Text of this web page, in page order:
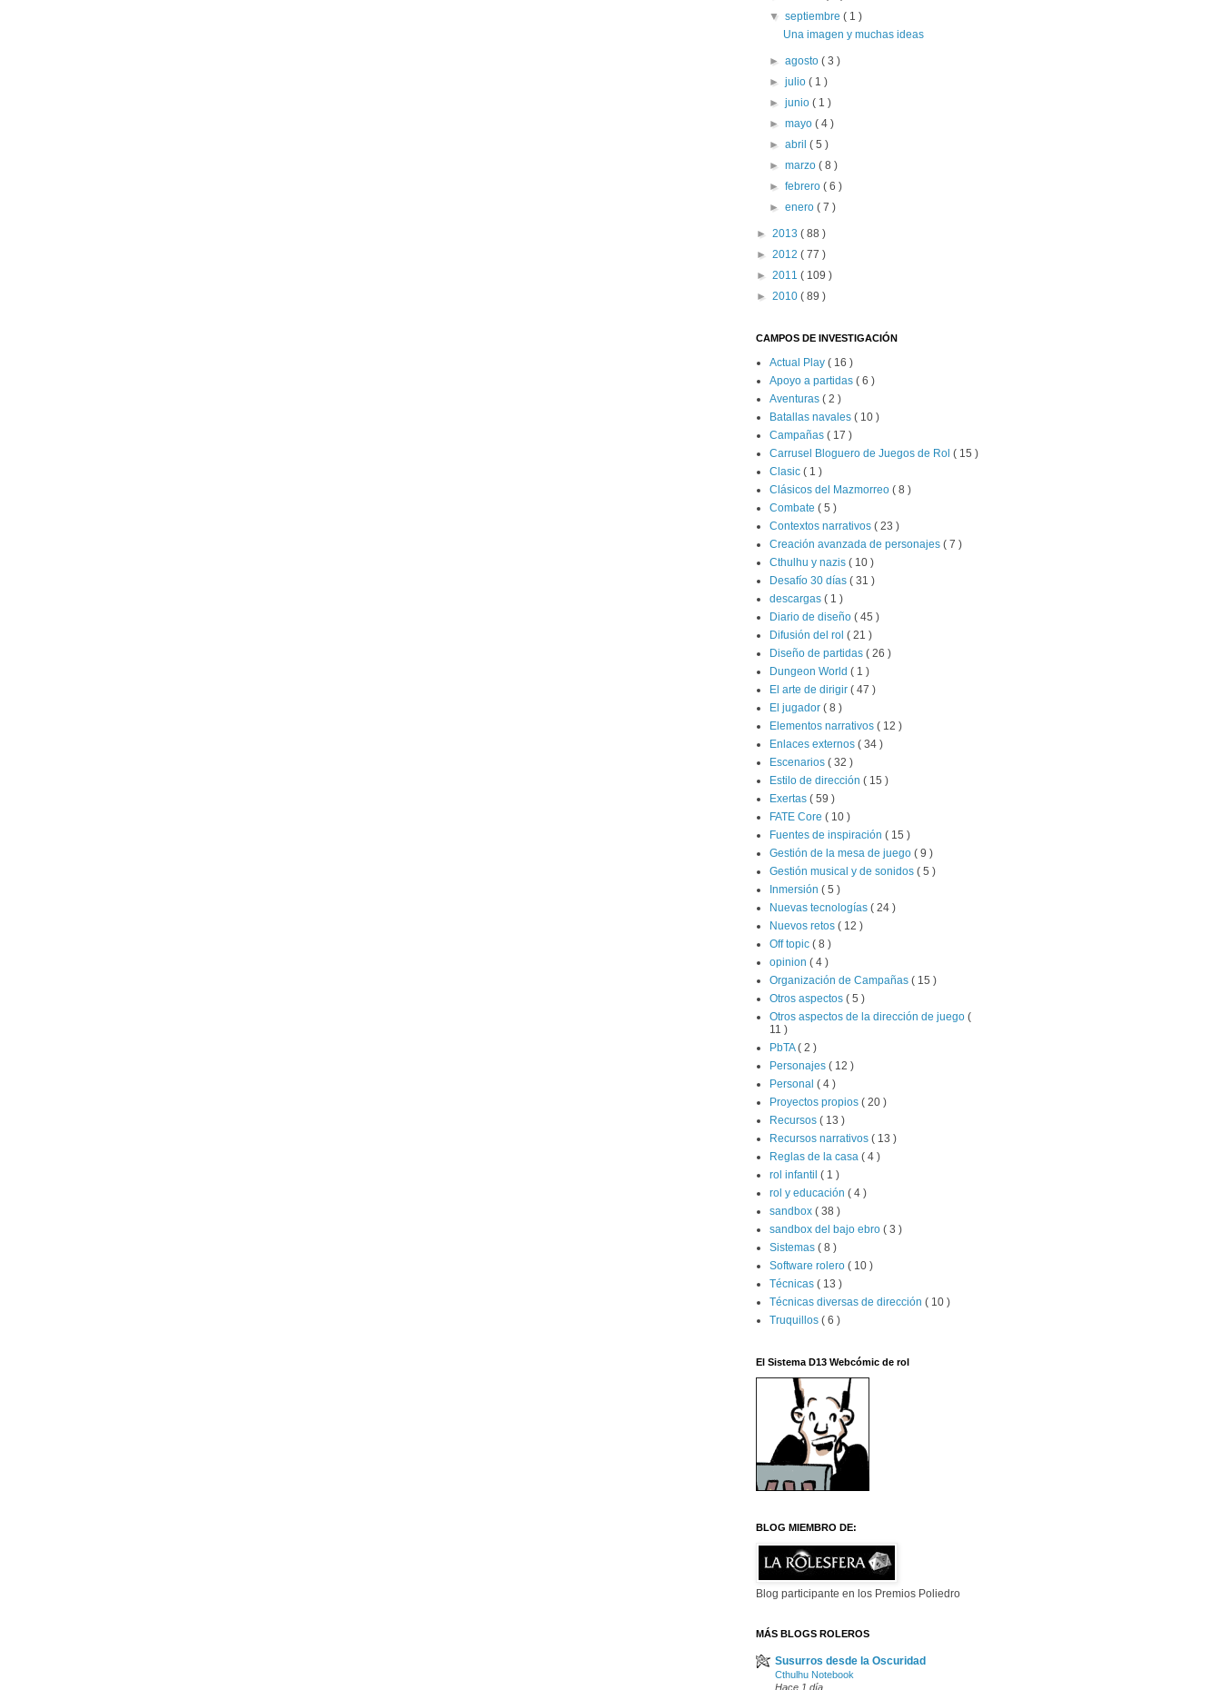
▼septiembre( 1 )
Una imagen y muchas ideas
►agosto( 3 )
►julio( 1 )
►junio( 1 )
►mayo( 4 )
►abril( 5 )
►marzo( 8 )
►febrero( 6 )
►enero( 7 )
► 2013 ( 88 )
► 2012 ( 77 )
► 2011 ( 109 )
► 2010 ( 89 )
CAMPOS DE INVESTIGACIÓN
Actual Play ( 16 )
Apoyo a partidas ( 6 )
Aventuras ( 2 )
Batallas navales ( 10 )
Campañas ( 17 )
Carrusel Bloguero de Juegos de Rol ( 15 )
Clasic ( 1 )
Clásicos del Mazmorreo ( 8 )
Combate ( 5 )
Contextos narrativos ( 23 )
Creación avanzada de personajes ( 7 )
Cthulhu y nazis ( 10 )
Desafío 30 días ( 31 )
descargas ( 1 )
Diario de diseño ( 45 )
Difusión del rol ( 21 )
Diseño de partidas ( 26 )
Dungeon World ( 1 )
El arte de dirigir ( 47 )
El jugador ( 8 )
Elementos narrativos ( 12 )
Enlaces externos ( 34 )
Escenarios ( 32 )
Estilo de dirección ( 15 )
Exertas ( 59 )
FATE Core ( 10 )
Fuentes de inspiración ( 15 )
Gestión de la mesa de juego ( 9 )
Gestión musical y de sonidos ( 5 )
Inmersión ( 5 )
Nuevas tecnologías ( 24 )
Nuevos retos ( 12 )
Off topic ( 8 )
opinion ( 4 )
Organización de Campañas ( 15 )
Otros aspectos ( 5 )
Otros aspectos de la dirección de juego (
11 )
PbTA( 2 )
Personajes ( 12 )
Personal ( 4 )
Proyectos propios ( 20 )
Recursos ( 13 )
Recursos narrativos ( 13 )
Reglas de la casa ( 4 )
rol infantil ( 1 )
rol y educación ( 4 )
sandbox ( 38 )
sandbox del bajo ebro ( 3 )
Sistemas ( 8 )
Software rolero ( 10 )
Técnicas ( 13 )
Técnicas diversas de dirección ( 10 )
Truquillos ( 6 )
El Sistema D13 Webcómic de rol
BLOG MIEMBRO DE:
Blog participante en los Premios Poliedro
MÁS BLOGS ROLEROS
Susurros desde la Oscuridad
Cthulhu Notebook
Hace 1 día